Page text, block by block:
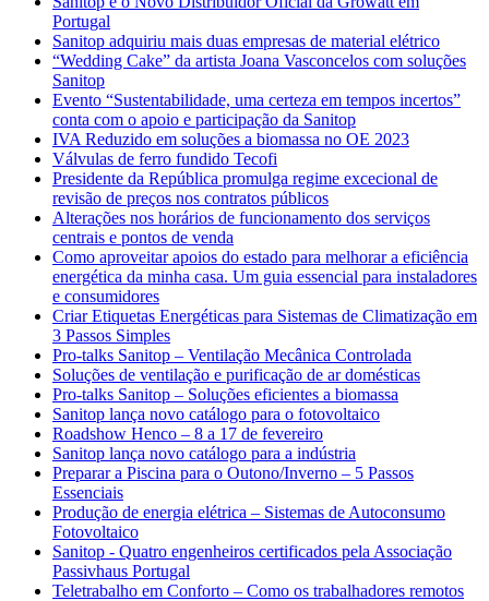
Portugal
Sanitop adquiriu mais duas empresas de material elétrico
“Wedding Cake” da artista Joana Vasconcelos com soluções
Sanitop
Evento “Sustentabilidade, uma certeza em tempos incertos”
conta com o apoio e participação da Sanitop
IVA Reduzido em soluções a biomassa no OE 2023
Válvulas de ferro fundido Tecofi
Presidente da República promulga regime excecional de
revisão de preços nos contratos públicos
Alterações nos horários de funcionamento dos serviços
centrais e pontos de venda
Como aproveitar apoios do estado para melhorar a eficiência
energética da minha casa. Um guia essencial para instaladores
e consumidores
Criar Etiquetas Energéticas para Sistemas de Climatização em
3 Passos Simples
Pro-talks Sanitop – Ventilação Mecânica Controlada
Soluções de ventilação e purificação de ar domésticas
Pro-talks Sanitop – Soluções eficientes a biomassa
Sanitop lança novo catálogo para o fotovoltaico
Roadshow Henco – 8 a 17 de fevereiro
Sanitop lança novo catálogo para a indústria
Preparar a Piscina para o Outono/Inverno – 5 Passos
Essenciais
Produção de energia elétrica – Sistemas de Autoconsumo
Fotovoltaico
Sanitop - Quatro engenheiros certificados pela Associação
Passivhaus Portugal
Teletrabalho em Conforto – Como os trabalhadores remotos